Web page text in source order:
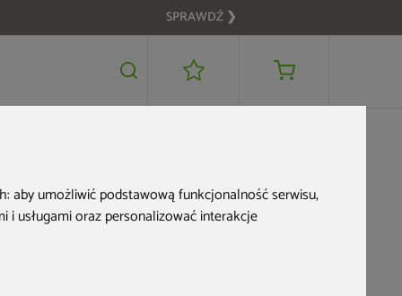
aby umożliwić podstawową funkcjonalność serwisu,
i usługami oraz personalizować interakcje
SPRAWDŹ ❯
449 zł DODAJ DO KOSZYKA